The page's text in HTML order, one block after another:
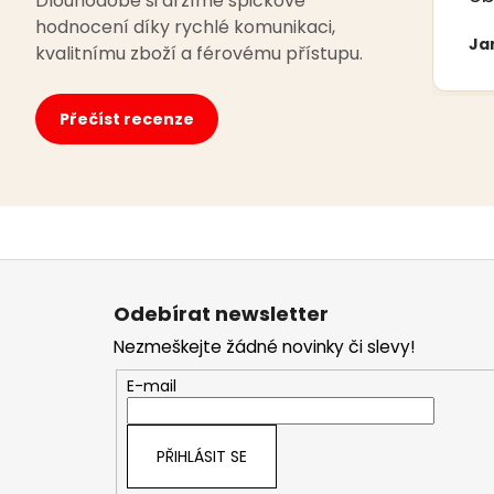
hodnocení díky rychlé komunikaci,
kvalitnímu zboží a férovému přístupu.
Přečíst recenze
Z
Odebírat newsletter
Nezmeškejte žádné novinky či slevy!
E-mail
PŘIHLÁSIT SE